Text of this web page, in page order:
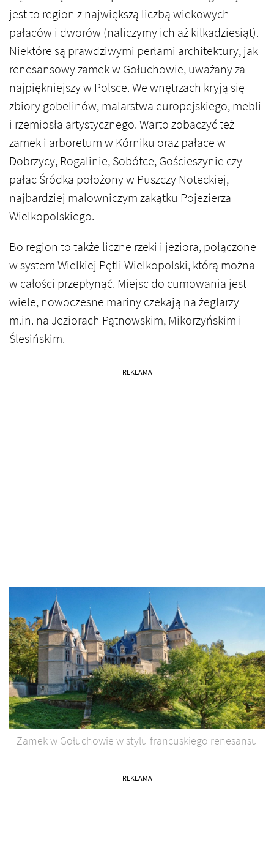
jest to region z największą liczbą wiekowych
pałaców i dworów (naliczymy ich aż kilkadziesiąt).
Niektóre są prawdziwymi perłami architektury, jak
renesansowy zamek w Gołuchowie, uważany za
najpiękniejszy w Polsce. We wnętrzach kryją się
zbiory gobelinów, malarstwa europejskiego, mebli
i rzemiosła artystycznego. Warto zobaczyć też
zamek i arboretum w Kórniku oraz pałace w
Dobrzycy, Rogalinie, Sobótce, Gościeszynie czy
pałac Śródka położony w Puszczy Noteckiej,
najbardziej malowniczym zakątku Pojezierza
Wielkopolskiego.
Bo region to także liczne rzeki i jeziora, połączone
w system Wielkiej Pętli Wielkopolski, którą można
w całości przepłynąć. Miejsc do cumowania jest
wiele, nowoczesne mariny czekają na żeglarzy
m.in. na Jeziorach Pątnowskim, Mikorzyńskim i
Ślesińskim.
REKLAMA
Zamek w Gołuchowie w stylu francuskiego renesansu
REKLAMA